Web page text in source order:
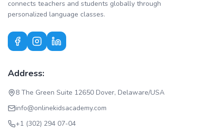
connects teachers and students globally through
personalized language classes.
Address:
8 The Green Suite 12650 Dover, Delaware/USA
info@onlinekidsacademy.com
+1 (302) 294 07-04